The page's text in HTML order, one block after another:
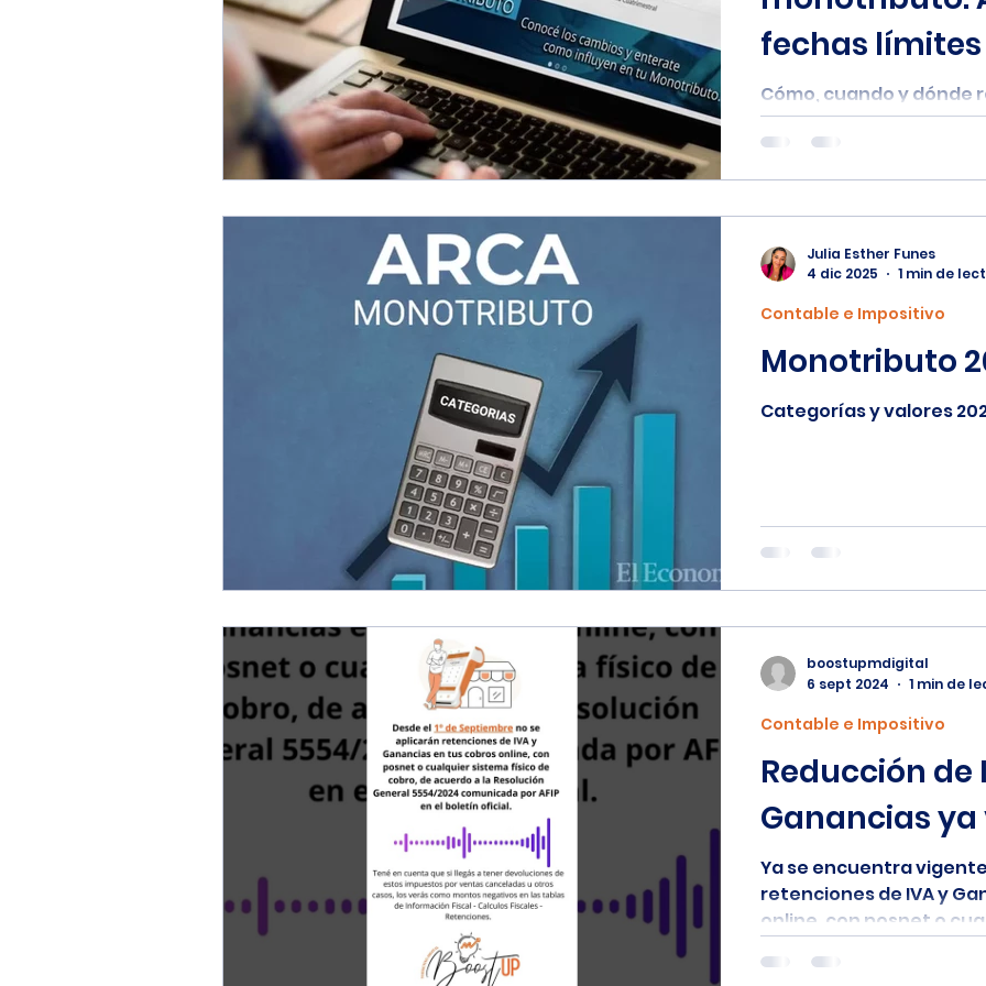
fechas
el trámite
Cómo, cuando y dónde
monotributo 2026
Monotributo
Categorías y valores
Contable e Impositivo
Julia Esther Funes
4 dic 2025
1 min de
Reducción de
Ganancias
Ya se encuentra
retenciones de IVA y
online, con posnet o
Contable e Impositivo
boostupmdigital
6 sept 2024
1 min de